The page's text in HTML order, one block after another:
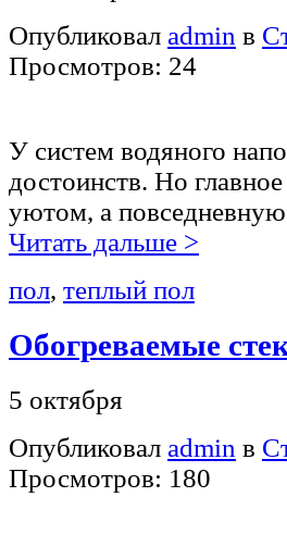
Опубликовал admin в
Просмотров: 24
У систем водяного
достоинств. Но
уютом, а
Читать дальше >
пол, теплый пол
Обогреваемые
5 октября
Опубликовал admin в
Просмотров: 180